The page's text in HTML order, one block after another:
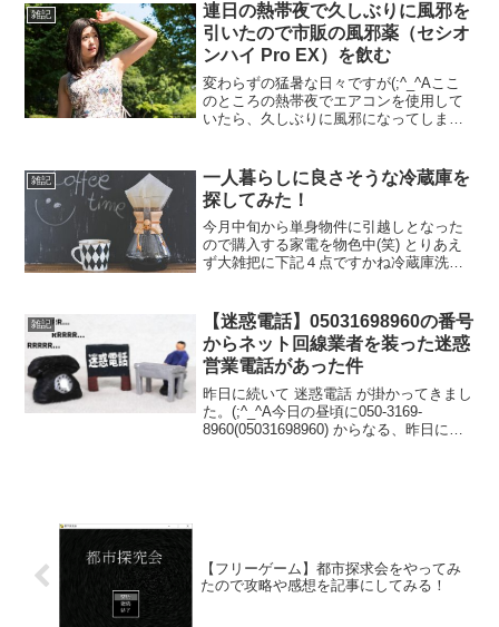
雑記
連日の熱帯夜で久しぶりに風邪を
引いたので市販の風邪薬（セシオ
ンハイ Pro EX）を飲む
変わらずの猛暑な日々ですが(;^_^Aここ
のところの熱帯夜でエアコンを使用して
いたら、久しぶりに風邪になってしまっ
邪薬のストックを確認すると。。。そも
そも無かった...
雑記
一人暮らしに良さそうな冷蔵庫を
探してみた！
今月中旬から単身物件に引越しとなった
ので購入する家電を物色中(笑) とりあえ
ず大雑把に下記４点ですかね冷蔵庫洗濯
ので何点か探してみました！多分この中
から買う予定。。。...
雑記
【迷惑電話】05031698960の番号
からネット回線業者を装った迷惑
営業電話があった件
昨日に続いて 迷惑電話 が掛かってきまし
た。(;^_^A今日の昼頃に050-3169-
8960(05031698960) からなる、昨日に続
【フリーゲーム】都市探求会をやってみ
たので攻略や感想を記事にしてみる！